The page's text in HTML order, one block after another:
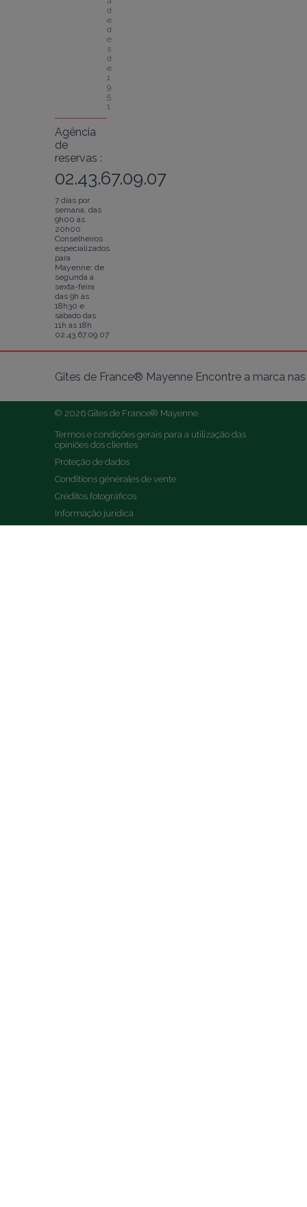
d
e
d
e
s
d
e
1
9
5
1
Agência
de
reservas :
02.43.67.09.07
7 dias por
semana, das
9h00 às
20h00
Conselheiros
especializados
para
Mayenne: de
segunda a
sexta-feira
das 9h às
18h30 e
sábado das
11h às 18h
02.43.67.09.07
Gîtes de France® Mayenne Encontre a marca
© 2026 Gîtes de France® Mayenne
Termos e condições gerais para a utilização das
opiniões dos clientes
Proteção de dados
Conditions générales de vente
Créditos fotográficos
Informação jurídica